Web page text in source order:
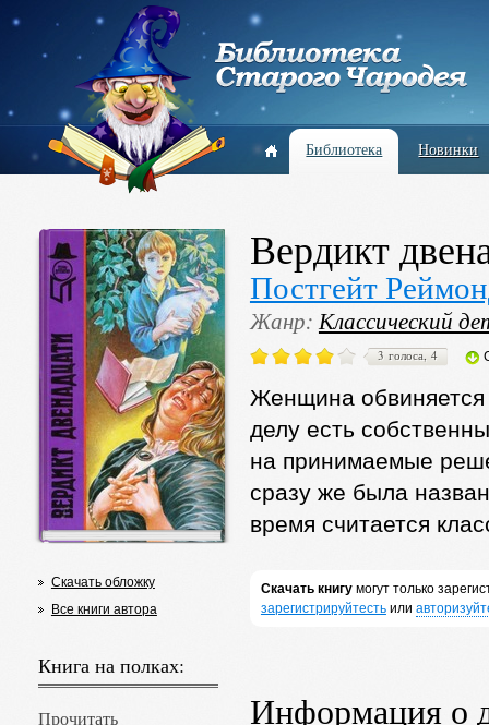
Библиотека Новинки
Скачать обложку
Все книги автора
Книга на полках:
Прочитать
Вердикт
Постгейт
Жанр:Классический
3 голоса, 4
Женщина обвиняется
делу есть
на принимаемые
сразу же была
время считается
Скачать книгумогут только
зарегистрируйтестьили
Информация о